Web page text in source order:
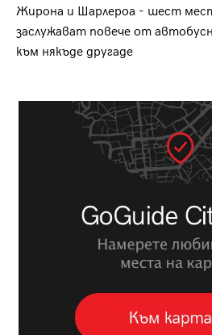
Жирона и Шарлероа - шест
заслужават повече от
към някъде другаде